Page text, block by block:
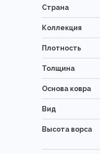
Страна
Коллекция
Плотность
Толщина
Основа ковра
Вид
Высота ворса